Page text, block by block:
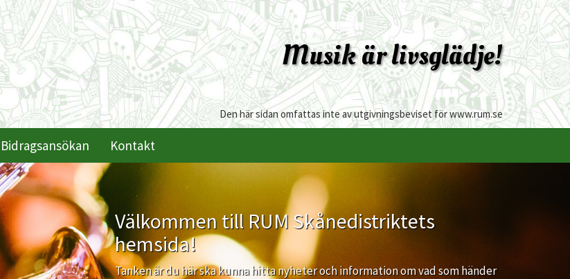
Musik är livsglädje!
Den här sidan omfattas inte av utgivningsbeviset för www.rum.se
Bidragsansökan Kontakt
Välkommen till RUM Skånedistriktets
hemsida!
Tanken är du här ska kunna hitta nyheter och information om vad som händer